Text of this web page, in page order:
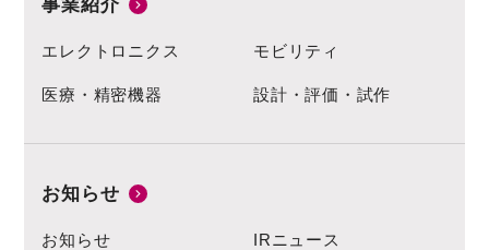
事業紹介
エレクトロニクス モビリティ
医療・精密機器 設計・評価・試作
お知らせ
お知らせ IRニュース